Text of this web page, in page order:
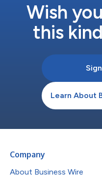
Wish
this
Learn About
Company
About Business Wire